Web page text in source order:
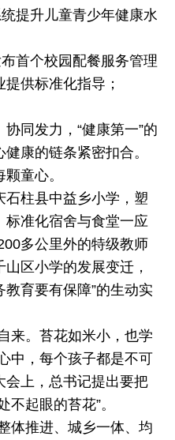
提升儿童青少年健康水
首个校园配餐服务管理
供标准化指导；
同发力，“健康第一”的
康的链条紧密扣合。
童心。
石柱县中益乡小学，塑
标准化宿舍与食堂一应
多公里外的特级教师
区小学的发展变迁，
教育要有保障”的生动实
来。苔花如米小，也学
中，每个孩子都是不可
会上，总书记提出要把
不起眼的苔花”。
体推进、城乡一体、均